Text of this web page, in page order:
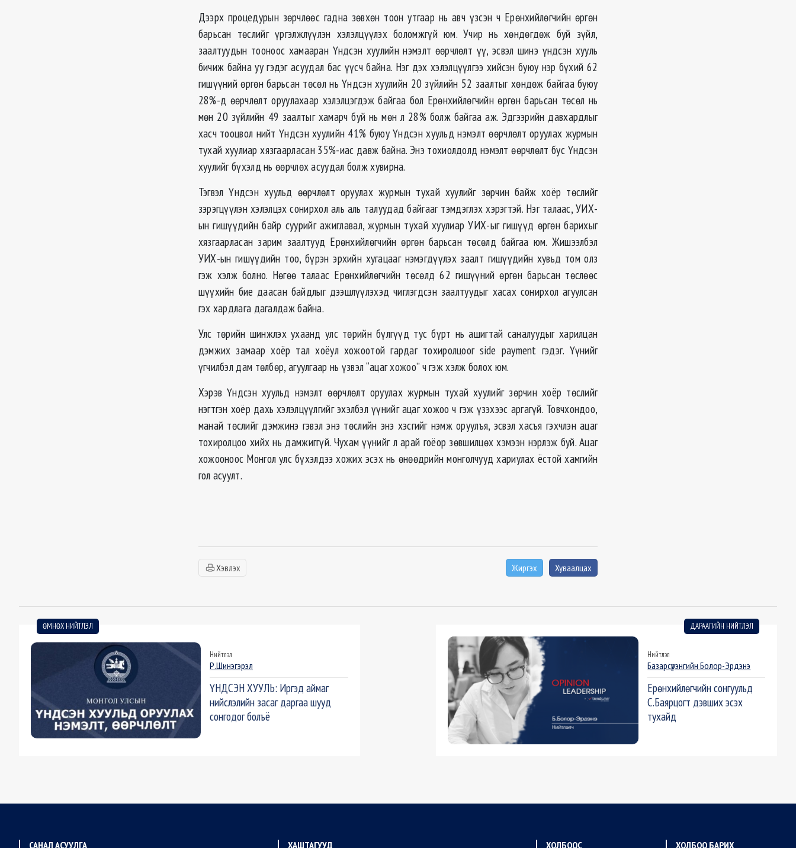
Дээрх процедурын зөрчлөөс гадна зөвхөн тоон утгаар нь авч үзсэн ч Ерөнхийлөгчийн өргөн
барьсан төслийг үргэлжлүүлэн хэлэлцүүлэх боломжгүй юм. Учир нь хөндөгдөж буй зүйл,
заалтуудын тооноос хамааран Үндсэн хуулийн нэмэлт өөрчлөлт үү, эсвэл шинэ үндсэн хууль
бичиж байна уу гэдэг асуудал бас үүсч байна. Нэг дэх хэлэлцүүлгээ хийсэн буюу нэр бүхий 62
гишүүний өргөн барьсан төсөл нь Үндсэн хуулийн 20 зүйлийн 52 заалтыг хөндөж байгаа буюу
28%-д өөрчлөлт оруулахаар хэлэлцэгдэж байгаа бол Ерөнхийлөгчийн өргөн барьсан төсөл нь
мөн 20 зүйлийн 49 заалтыг хамарч буй нь мөн л 28% болж байгаа аж. Эдгээрийн давхардлыг
хасч тооцвол нийт Үндсэн хуулийн 41% буюу Үндсэн хуульд нэмэлт өөрчлөлт оруулах журмын
тухай хуулиар хязгаарласан 35%-иас давж байна. Энэ тохиолдолд нэмэлт өөрчлөлт бус Үндсэн
хуулийг бүхэлд нь өөрчлөх асуудал болж хувирна.
Тэгвэл Үндсэн хуульд өөрчлөлт оруулах журмын тухай хуулийг зөрчин байж хоёр төслийг
зэрэгцүүлэн хэлэлцэх сонирхол аль аль талуудад байгааг тэмдэглэх хэрэгтэй. Нэг талаас, УИХ-
ын гишүүдийн байр суурийг ажиглавал, журмын тухай хуулиар УИХ-ыг гишүүд өргөн барихыг
хязгаарласан зарим заалтууд Ерөнхийлөгчийн өргөн барьсан төсөлд байгаа юм. Жишээлбэл
УИХ-ын гишүүдийн тоо, бүрэн эрхийн хугацааг нэмэгдүүлэх заалт гишүүдийн хувьд том олз
гэж хэлж болно. Нөгөө талаас Ерөнхийлөгчийн төсөлд 62 гишүүний өргөн барьсан төслөөс
шүүхийн бие даасан байдлыг дээшлүүлэхэд чиглэгдсэн заалтуудыг хасах сонирхол агуулсан
гэх хардлага дагалдаж байна.
Улс төрийн шинжлэх ухаанд улс төрийн бүлгүүд тус бүрт нь ашигтай саналуудыг харилцан
дэмжих замаар хоёр тал хоёул хожоотой гардаг тохиролцоог side payment гэдэг. Үүнийг
үгчилбэл дам төлбөр, агуулгаар нь үзвэл “ацаг хожоо” ч гэж хэлж болох юм.
Хэрэв Үндсэн хуульд нэмэлт өөрчлөлт оруулах журмын тухай хуулийг зөрчин хоёр төслийг
нэгтгэн хоёр дахь хэлэлцүүлгийг эхэлбэл үүнийг ацаг хожоо ч гэж үзэхээс аргагүй. Товчхондоо,
манай төслийг дэмжинэ гэвэл энэ төслийн энэ хэсгийг нэмж оруулъя, эсвэл хасъя гэхчлэн ацаг
тохиролцоо хийх нь дамжиггүй. Чухам үүнийг л арай гоёор зөвшилцөх хэмээн нэрлэж буй. Ацаг
хожооноос Монгол улс бүхэлдээ хожих эсэх нь өнөөдрийн монголчууд хариулах ёстой хамгийн
гол асуулт.
Хэвлэх Жиргэх Хуваалцах
ӨМНӨХ НИЙТЛЭЛ
Нийтлэл
Р.Шинэгэрэл
ҮНДСЭН ХУУЛЬ: Иргэд аймаг
нийслэлийн засаг даргаа шууд
сонгодог болъё
ДАРААГИЙН НИЙТЛЭЛ
Нийтлэл
Базарсүрэнгийн Болор-Эрдэнэ
Ерөнхийлөгчийн сонгуульд
С.Баярцогт дэвших эсэх
тухайд
САНАЛ АСУУЛГА ХАШТАГУУД ХОЛБООС ХОЛБОО БАРИХ